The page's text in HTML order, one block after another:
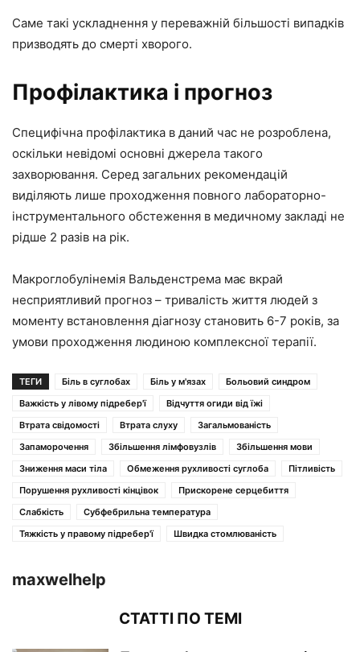
Саме такі ускладнення у переважній більшості випадків
призводять до смерті хворого.
Профілактика і прогноз
Специфічна профілактика в даний час не розроблена,
оскільки невідомі основні джерела такого
захворювання. Серед загальних рекомендацій
виділяють лише проходження повного лабораторно-
інструментального обстеження в медичному закладі не
рідше 2 разів на рік.
Макроглобулінемія Вальденстрема має вкрай
несприятливий прогноз – тривалість життя людей з
моменту встановлення діагнозу становить 6-7 років, за
умови проходження людиною комплексної терапії.
ТЕГИ Біль в суглобах Біль у м'язах
Больовий синдром
Важкість у лівому підребер'ї
Відчуття огиди від їжі
Втрата свідомості
Втрата слуху
Загальмованість
Запаморочення
Збільшення лімфовузлів
Збільшення мови
Зниження маси тіла
Обмеження рухливості суглоба
Пітливість
Порушення рухливості кінцівок
Прискорене серцебиття
Слабкість
Субфебрильна температура
Тяжкість у правому підребер'ї
Швидка стомлюваність
maxwelhelp
СТАТТІ ПО ТЕМІ